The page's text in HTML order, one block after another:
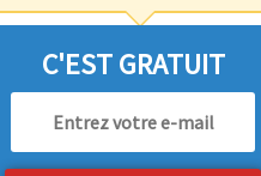
C'EST GRATUIT